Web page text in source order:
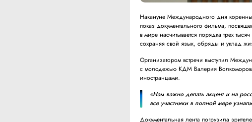
Накануне Международного дня
показ документального фильма,
в мире насчитывается порядка трех
сохраняя свой язык, обряды и уклад
Организатором встречи выступил
с молодежью КДМ Валерия
иностранцами.
«Нам важно делать акцент и на
все участники в полной мере
Документальная лента погрузила